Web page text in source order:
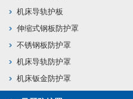
机床导轨护板
伸缩式钢板防护罩
不锈钢板防护罩
机床导轨防护罩
机床钣金防护罩